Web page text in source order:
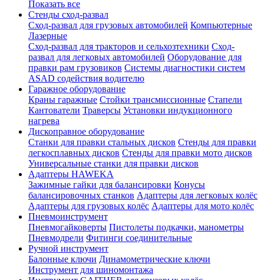
Показать все
Стенды сход-развал
Сход-развал для грузовых автомобилей Компьютерные
Лазерные
Сход-развал для тракторов и сельхозтехники Сход-
развал для легковых автомобилей Оборудование для
правки рам грузовиков Системы диагностики систем
ASAD содействия водителю
Гаражное оборудование
Краны гаражные Стойки трансмиссионные Стапели
Кантователи Траверсы Установки индукционного
нагрева
Дископравное оборудование
Станки для правки стальных дисков Стенды для правки
легкосплавных дисков Стенды для правки мото дисков
Универсальные станки для правки дисков
Адаптеры HAWEKA
Зажимные гайки для балансировки Конусы
балансировочных станков Адаптеры для легковых колёс
Адаптеры для грузовых колёс Адаптеры для мото колёс
Пневмоинструмент
Пневмогайковерты Пистолеты подкачки, манометры
Пневмодрели Фитинги соединительные
Ручной инструмент
Балонные ключи Динамометрические ключи
Инструмент для шиномонтажа